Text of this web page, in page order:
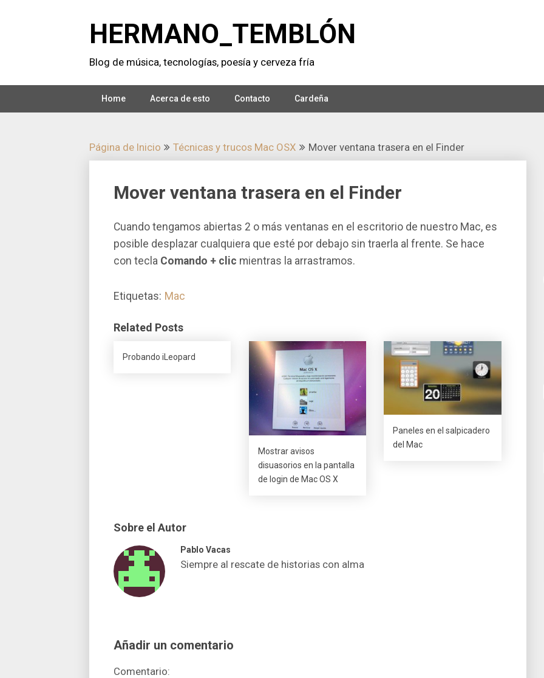
HERMANO_TEMBLÓN
Blog de música, tecnologí­as, poesí­a y cerveza frí­a
Home Acerca de esto Contacto Cardeña
Página de Inicio Técnicas y trucos Mac OSX Mover ventana trasera en el Finder
Mover ventana trasera en el Finder
Cuando tengamos abiertas 2 o más ventanas en el escritorio de nuestro Mac, es
posible desplazar cualquiera que esté por debajo sin traerla al frente. Se hace
con tecla Comando + clic mientras la arrastramos.
Etiquetas: Mac
Related Posts
Probando iLeopard
Mostrar avisos
disuasorios en la pantalla
de login de Mac OS X
Paneles en el salpicadero
del Mac
Sobre el Autor
Pablo Vacas
Siempre al rescate de historias con alma
Añadir un comentario
Comentario: